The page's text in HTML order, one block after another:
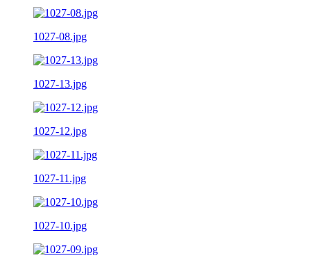
1027-08.jpg
1027-13.jpg
1027-12.jpg
1027-11.jpg
1027-10.jpg